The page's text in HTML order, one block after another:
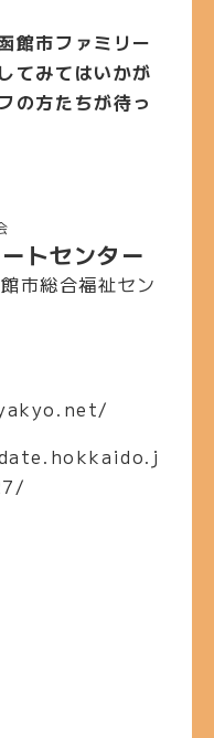
函館市ファミリー
てみてはいかが
の方たちが待っ
トセンター
市総合福祉セン